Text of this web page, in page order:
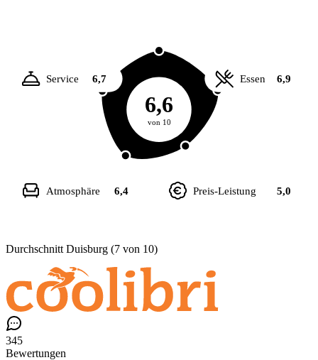
6,6
von 10
Essen 6,9
Preis-Leistung 5,0
Atmosphäre 6,4
Service 6,7
Durchschnitt Duisburg (7 von 10)
345
Bewertungen